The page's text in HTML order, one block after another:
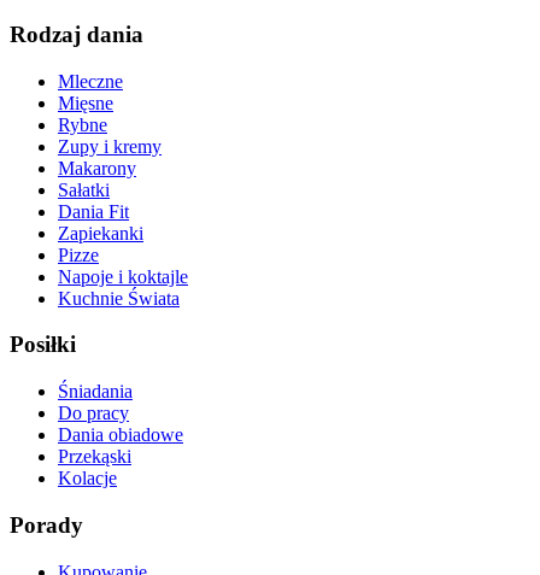
Rodzaj dania
Mleczne
Mięsne
Rybne
Zupy i kremy
Makarony
Sałatki
Dania Fit
Zapiekanki
Pizze
Napoje i koktajle
Kuchnie Świata
Posiłki
Śniadania
Do pracy
Dania obiadowe
Przekąski
Kolacje
Porady